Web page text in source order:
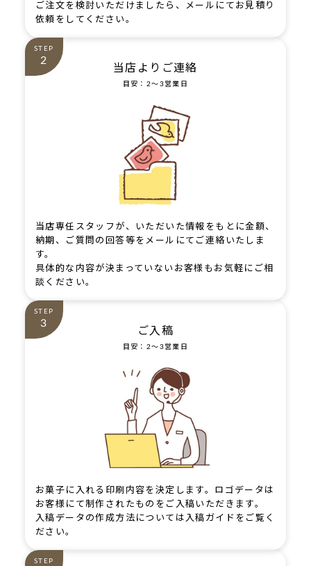
ご注文を検討いただけましたら、メールにてお見積り
依頼をしてください。
STEP
2
当店よりご連絡
目安：2～3営業日
当店専任スタッフが、いただいた情報をもとに金額、
納期、ご質問の回答等をメールにてご連絡いたしま
す。
具体的な内容が決まっていないお客様もお気軽にご相
談ください。
STEP
3
ご入稿
目安：2～3営業日
お菓子に入れる印刷内容を決定します。ロゴデータは
お客様にて制作されたものをご入稿いただきます。
入稿データの作成方法については 入稿ガイド をご覧く
ださい。
STEP